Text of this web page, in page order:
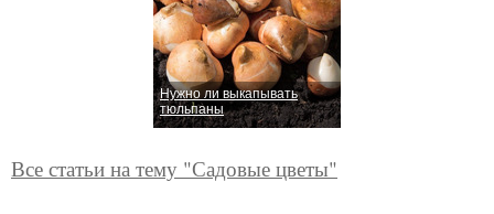
Нужно ли выкапывать
тюльпаны
Все статьи на тему "Садовые цветы"